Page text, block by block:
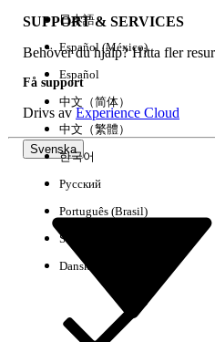
SUPPORT & SERVICES
Behöver du hjälp? Hitta fler
Få support
Drivs avExperience Cloud
Svenska
日本語
Español (México)
Español
中文（简体）
中文（繁體）
한국어
Русский
Português (Brasil)
Suomi
Dansk